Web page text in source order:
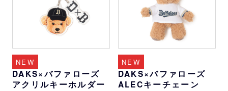
NEW
DAKS×バファローズ
アクリルキーホルダー
NEW
DAKS×バファローズ
ALECキーチェーン